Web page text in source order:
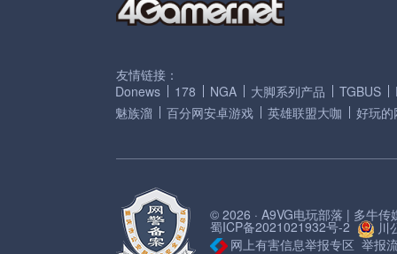
友情链接：
Donews
178 NGA 大脚系列产品 TGBUS
魅族溜
百分网安卓游戏 英雄联盟大咖 好玩的
© 2026 · A9VG电玩部落 | 多牛传
蜀ICP备2021021932号-2
川
网上有害信息举报专区 举报